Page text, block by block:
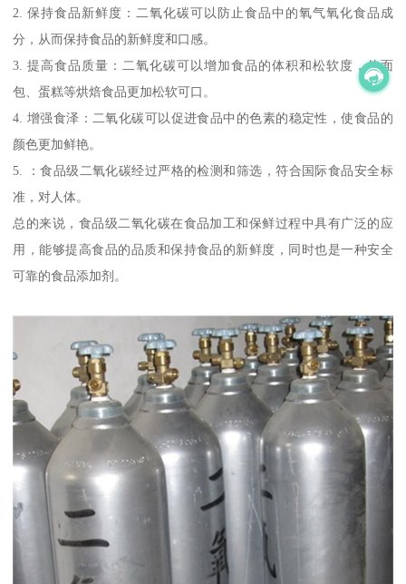
2. 保持食品新鲜度：二氧化碳可以防止食品中的氧气氧化食品成
分，从而保持食品的新鲜度和口感。
3. 提高食品质量：二氧化碳可以增加食品的体积和松软度，使面
包、蛋糕等烘焙食品更加松软可口。
4. 增强食泽：二氧化碳可以促进食品中的色素的稳定性，使食品的
颜色更加鲜艳。
5. ：食品级二氧化碳经过严格的检测和筛选，符合国际食品安全标
准，对人体。
总的来说，食品级二氧化碳在食品加工和保鲜过程中具有广泛的应
用，能够提高食品的品质和保持食品的新鲜度，同时也是一种安全
可靠的食品添加剂。